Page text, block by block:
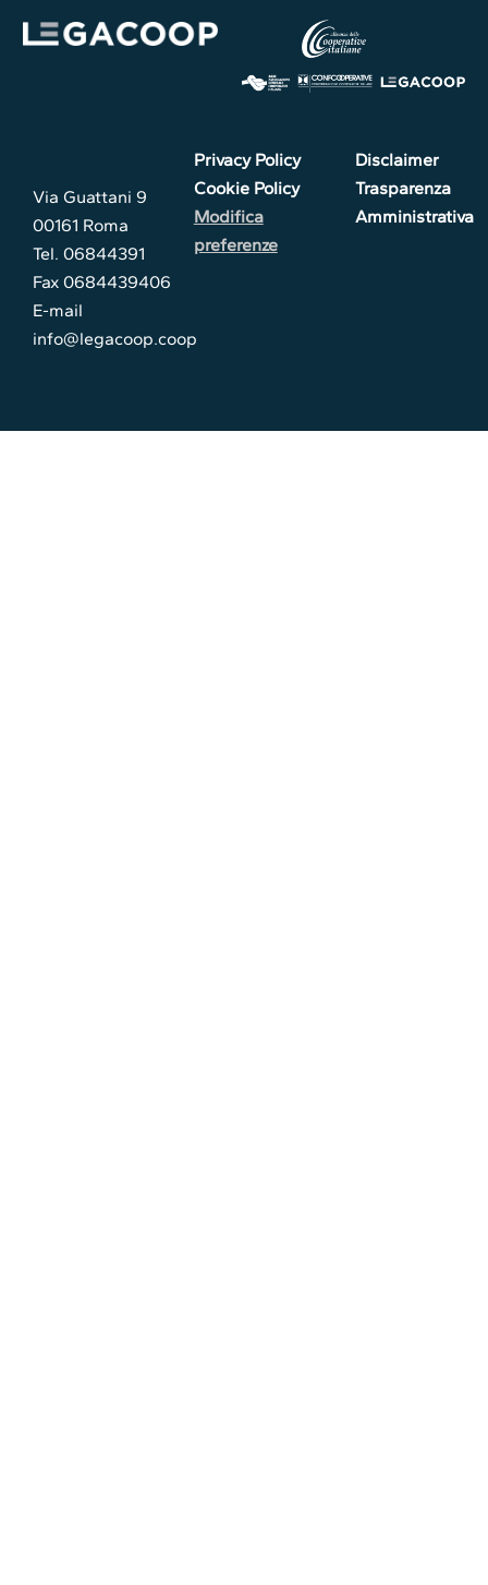
Via Guattani 9
00161 Roma
Tel. 06844391
Fax 0684439406
E-mail
info@legacoop.coop
Privacy Policy
Cookie Policy
Modifica
preferenze
Disclaimer
Trasparenza
Amministrativa